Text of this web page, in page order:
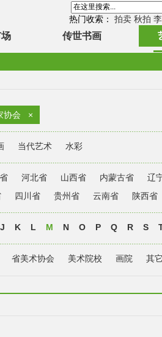
热门收索： 拍卖 秋拍
传世书画
协会 ×
当代艺术 水彩
河北省 山西省 内蒙古省 辽
四川省 贵州省 云南省 陕西省
J K L M N O P Q R S
省美术协会 美术院校 画院 其它